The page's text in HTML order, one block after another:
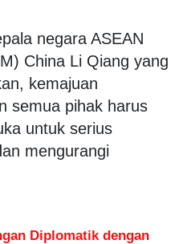
negara ASEAN
China Li Qiang yang
kemajuan
semua pihak harus
untuk serius
mengurangi
Diplomatik dengan